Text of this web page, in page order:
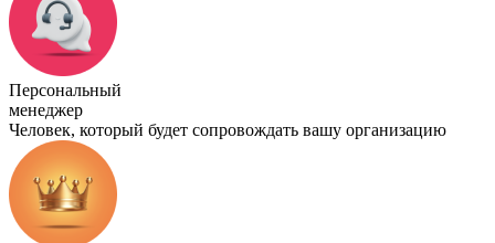
Персональный
менеджер
Человек, который будет сопровождать вашу организацию